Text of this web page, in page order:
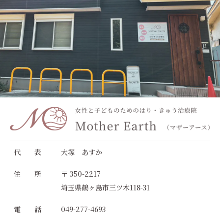
代 表 大塚 あすか
住 所
〒 350-2217
埼玉県鶴ヶ島市三ツ木118-31
電 話
049-277-4693